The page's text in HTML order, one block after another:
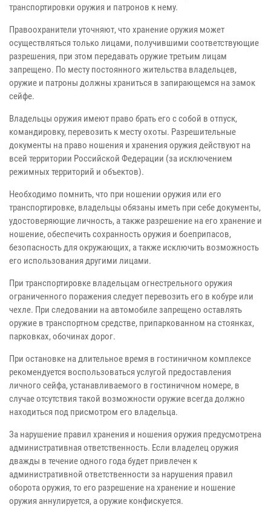
транспортировки оружия и патронов к нему.
Правоохранители уточняют, что хранение оружия может
осуществляться только лицами, получившими соответствующие
разрешения, при этом передавать оружие третьим лицам
запрещено. По месту постоянного жительства владельцев,
оружие и патроны должны храниться в запирающемся на замок
сейфе.
Владельцы оружия имеют право брать его с собой в отпуск,
командировку, перевозить к месту охоты. Разрешительные
документы на право ношения и хранения оружия действуют на
всей территории Российской Федерации (за исключением
режимных территорий и объектов).
Необходимо помнить, что при ношении оружия или его
транспортировке, владельцы обязаны иметь при себе документы,
удостоверяющие личность, а также разрешение на его хранение и
ношение, обеспечить сохранность оружия и боеприпасов,
безопасность для окружающих, а также исключить возможность
его использования другими лицами.
При транспортировке владельцам огнестрельного оружия
ограниченного поражения следует перевозить его в кобуре или
чехле. При следовании на автомобиле запрещено оставлять
оружие в транспортном средстве, припаркованном на стоянках,
парковках, обочинах дорог.
При остановке на длительное время в гостиничном комплексе
рекомендуется воспользоваться услугой предоставления
личного сейфа, устанавливаемого в гостиничном номере, в
случае отсутствия такой возможности оружие всегда должно
находиться под присмотром его владельца.
За нарушение правил хранения и ношения оружия предусмотрена
административная ответственность. Если владелец оружия
дважды в течение одного года будет привлечен к
административной ответственности за нарушения правил
оборота оружия, то его разрешение на хранение и ношение
оружия аннулируется, а оружие конфискуется.